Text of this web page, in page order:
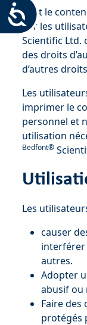
Tout le
par les
Scientific Ltd.
des droits
d’autres
Les
imprimer le
personnel et
utilisation
Bedfont®
Les
causer
interférer
autres.
Adopter
abusif ou
Faire des
protégés